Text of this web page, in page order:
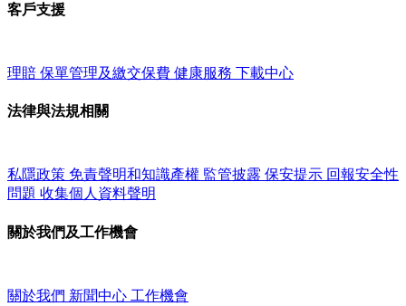
客戶支援
理賠 保單管理及繳交保費 健康服務 下載中心
法律與法規相關
私隱政策 免責聲明和知識產權 監管披露 保安提示 回報安全性
問題 收集個人資料聲明
關於我們及工作機會
關於我們 新聞中心 工作機會